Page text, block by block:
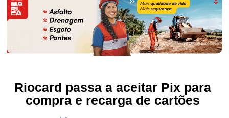
Riocard passa a aceitar Pix para
compra e recarga de cartões